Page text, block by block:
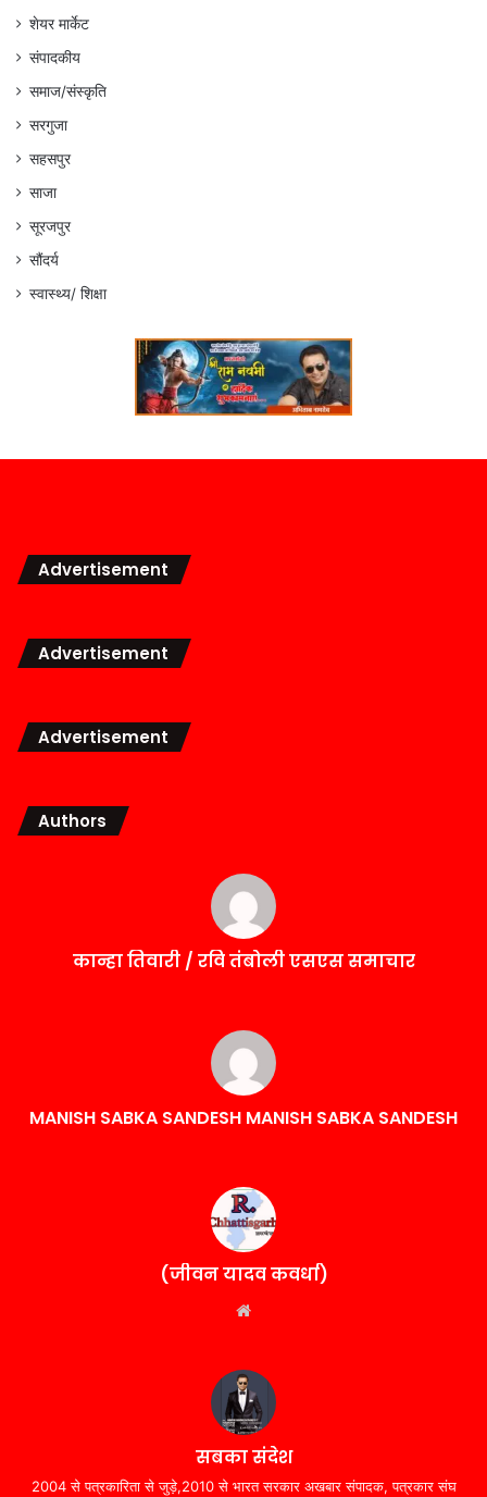
शेयर मार्केट
संपादकीय
समाज/संस्कृति
सरगुजा
सहसपुर
साजा
सूरजपुर
सौंदर्य
स्वास्थ्य/ शिक्षा
Advertisement
Advertisement
Advertisement
Authors
कान्हा तिवारी / रवि तंबोली एसएस समाचार
MANISH SABKA SANDESH MANISH SABKA SANDESH
(जीवन यादव कवर्धा)
सबका संदेश
2004 से पत्रकारिता से जुड़े,2010 से भारत सरकार अखबार संपादक, पत्रकार संघ